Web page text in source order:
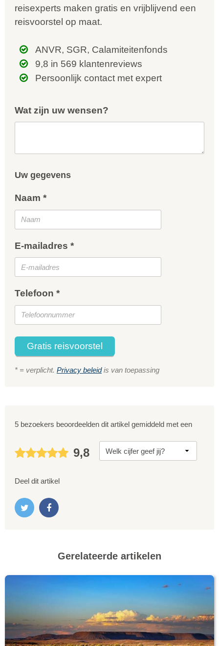
reisexperts maken gratis en vrijblijvend een
reisvoorstel op maat.
ANVR, SGR, Calamiteitenfonds
9,8 in 569 klantenreviews
Persoonlijk contact met expert
Wat zijn uw wensen?
Uw gegevens
Naam *
E-mailadres *
Telefoon *
Gratis reisvoorstel
* = verplicht. Privacy beleidis van toepassing
5 bezoekers beoordeelden dit artikel gemiddeld met een
9,8
Deel dit artikel
Gerelateerde artikelen